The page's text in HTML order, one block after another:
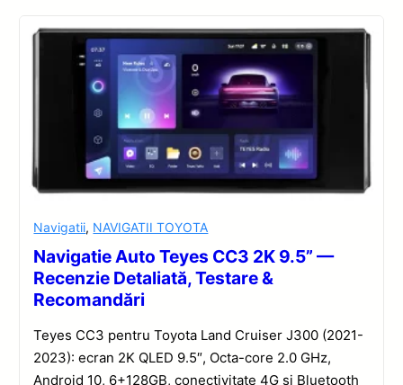
Navigatii, NAVIGATII TOYOTA
Navigatie Auto Teyes CC3 2K 9.5” —
Recenzie Detaliată, Testare &
Recomandări
Teyes CC3 pentru Toyota Land Cruiser J300 (2021-
2023): ecran 2K QLED 9.5″, Octa-core 2.0 GHz,
Android 10, 6+128GB, conectivitate 4G și Bluetooth